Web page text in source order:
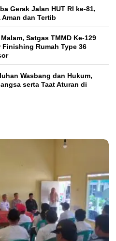
Gerak Jalan HUT RI ke-81,
dan Tertib
Satgas TMMD Ke-129
Finishing Rumah Type 36
Wasbang dan Hukum,
serta Taat Aturan di